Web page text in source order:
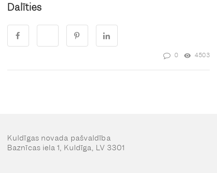
Dalīties
0 4503
Kuldīgas novada pašvaldība
Baznīcas iela 1, Kuldīga, LV 3301